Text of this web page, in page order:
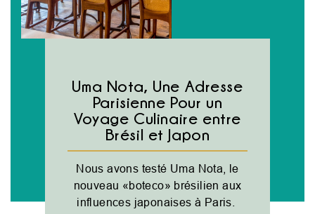
Uma Nota, Une Adresse
Parisienne Pour un
Voyage Culinaire entre
Brésil et Japon
Nous avons testé Uma Nota, le
nouveau «boteco» brésilien aux
influences japonaises à Paris.